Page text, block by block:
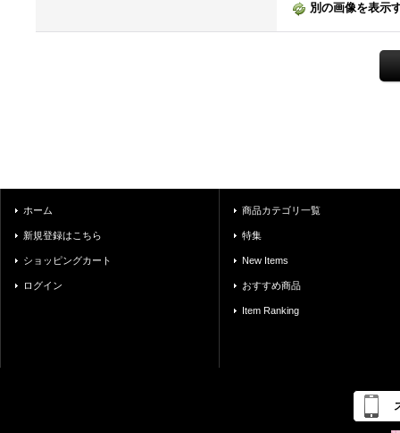
別の画像を表示
ホーム
新規登録はこちら
ショッピングカート
ログイン
商品カテゴリ一覧
特集
New Items
おすすめ商品
Item Ranking